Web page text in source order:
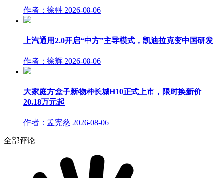
作者：徐翀 2026-08-06
上汽通用2.0开启“中方”主导模式，凯迪拉克变中国研发
作者：徐辉 2026-08-06
大家庭方盒子新物种长城H10正式上市，限时换新价
20.18万元起
作者：孟宪慈 2026-08-06
全部评论